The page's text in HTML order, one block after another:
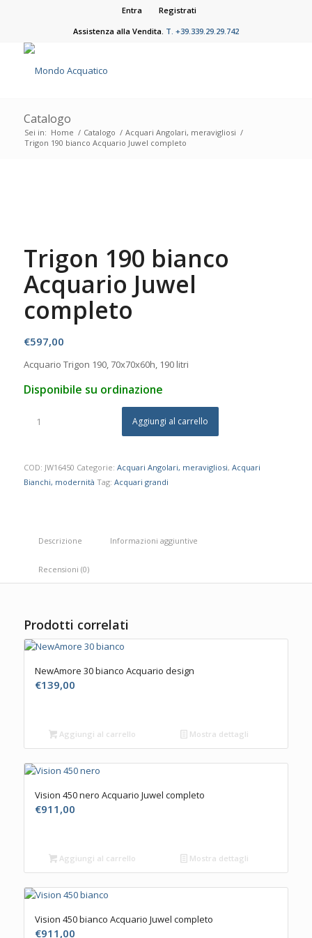
Entra
Registrati
Assistenza alla Vendita. T. +39.339.29.29.742
Catalogo
Sei in: Home / Catalogo / Acquari Angolari, meravigliosi /
Trigon 190 bianco Acquario Juwel completo
Trigon 190 bianco
Acquario Juwel
completo
€597,00
Acquario Trigon 190, 70x70x60h, 190 litri
Disponibile su ordinazione
Aggiungi al carrello
COD: JW16450 Categorie: Acquari Angolari, meravigliosi, Acquari
Bianchi, modernità Tag: Acquari grandi
Descrizione Informazioni aggiuntive
Recensioni (0)
Prodotti correlati
NewAmore 30 bianco Acquario design
€139,00
Aggiungi al carrello Mostra dettagli
Vision 450 nero Acquario Juwel completo
€911,00
Aggiungi al carrello Mostra dettagli
Vision 450 bianco Acquario Juwel completo
€911,00